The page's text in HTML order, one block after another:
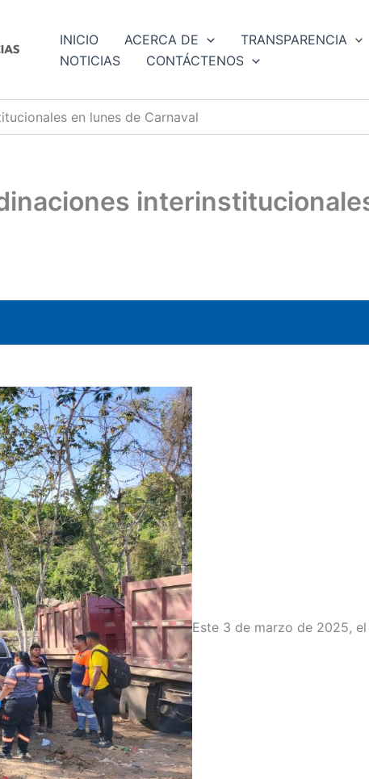
INICIO ACERCA DE TRANSPARENCIA
NOTICIAS
CONTÁCTENOS
en lunes de Carnaval
Este 3 de marzo de 2025, el